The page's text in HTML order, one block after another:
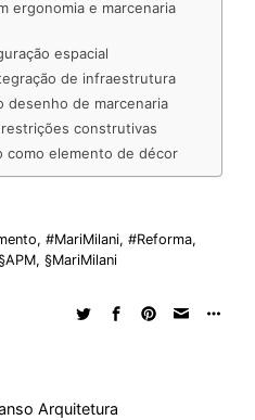
ergonomia e marcenaria
espacial
de infraestrutura
desenho de marcenaria
construtivas
elemento de décor
,#MariMilani,#Reforma,
, §MariMilani
Arquitetura